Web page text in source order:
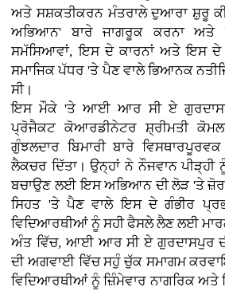
ਅਤੇ ਸਸ਼ਕਤੀਕਰਨ ਮੰਤਰਾਲੇ ਦੁਆਰਾ ਸ਼ੁਰੂ
ਅਭਿਆਨ' ਬਾਰੇ ਜਾਗਰੂਕ ਕਰਨਾ ਅਤੇ
ਸਮੱਸਿਆਵਾਂ, ਇਸ ਦੇ ਕਾਰਨਾਂ ਅਤੇ ਇਸ ਦੇ
ਸਮਾਜਿਕ ਪੱਧਰ 'ਤੇ ਪੈਣ ਵਾਲੇ ਭਿਆਨਕ
ਸੀ।
ਇਸ ਮੌਕੇ 'ਤੇ ਆਈ ਆਰ ਸੀ ਏ
ਪ੍ਰੋਜੈਕਟ ਕੋਆਰਡੀਨੇਟਰ ਸ਼੍ਰੀਮਤੀ
ਗੁੰਝਲਦਾਰ ਬਿਮਾਰੀ ਬਾਰੇ
ਲੈਕਚਰ ਦਿੱਤਾ। ਉਨ੍ਹਾਂ ਨੇ ਨੌਜਵਾਨ
ਬਚਾਉਣ ਲਈ ਇਸ ਅਭਿਆਨ ਦੀ ਲੋੜ 'ਤੇ ਜ਼ੋਰ
ਸਿਹਤ 'ਤੇ ਪੈਣ ਵਾਲੇ ਇਸ ਦੇ ਗੰਭੀਰ
ਵਿਦਿਆਰਥੀਆਂ ਨੂੰ ਸਹੀ ਫੈਸਲੇ ਲੈਣ ਲਈ
ਅੰਤ ਵਿੱਚ, ਆਈ ਆਰ ਸੀ ਏ ਗੁਰਦਾਸਪੁਰ
ਦੀ ਅਗਵਾਈ ਵਿੱਚ ਸਹੁੰ ਚੁੱਕ ਸਮਾਗਮ
ਵਿਦਿਆਰਥੀਆਂ ਨੂੰ ਜ਼ਿੰਮੇਵਾਰ ਨਾਗਰਿਕ ਅਤੇ